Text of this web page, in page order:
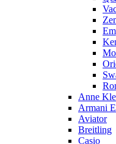
Anne
Armani
Aviator
Breitling
Casio